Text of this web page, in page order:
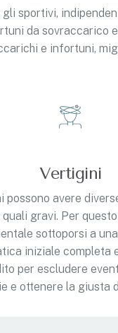
sportivi,
da sovraccarico
e infortuni,
Vertigini
possono avere
gravi. Per
sottoporsi a
iniziale completa
per escludere
e ottenere la giusta